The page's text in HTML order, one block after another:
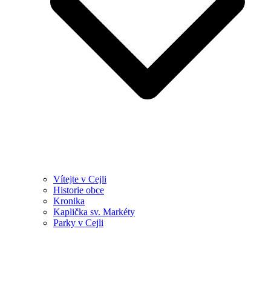
Vítejte v Cejli
Historie obce
Kronika
Kaplička sv. Markéty
Parky v Cejli